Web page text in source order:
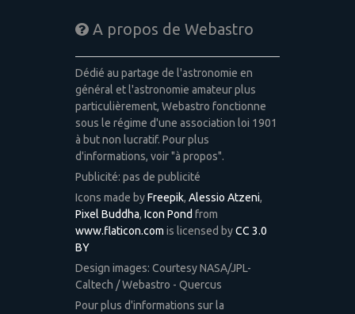
A propos de Webastro
Dédié au partage de l'astronomie en
général et l'astronomie amateur plus
particulièrement, Webastro fonctionne
sous le régime d'une association loi 1901
à but non lucratif. Pour plus
d'informations, voir "à propos".
Publicité: pas de publicité
Icons made byFreepik, Alessio Atzeni,
Pixel Buddha, Icon Pond from
www.flaticon.com is licensed byCC 3.0
BY
Design images: Courtesy NASA/JPL-
Caltech / Webastro - Quercus
Pour plus d'informations sur la